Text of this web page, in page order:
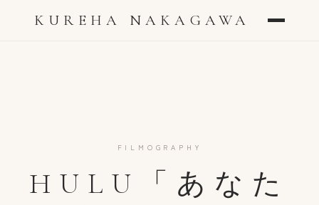
KUREHA NAKAGAWA
FILMOGRAPHY
HULU「あなた